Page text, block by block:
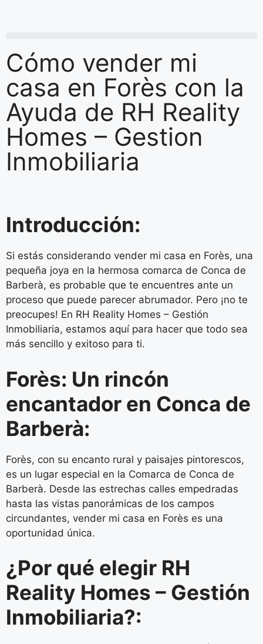
Cómo vender mi
casa en Forès con la
Ayuda de RH Reality
Homes – Gestion
Inmobiliaria
Introducción:
Si estás considerando vender mi casa en Forès, una
pequeña joya en la hermosa comarca de Conca de
Barberà, es probable que te encuentres ante un
proceso que puede parecer abrumador. Pero ¡no te
preocupes! En RH Reality Homes – Gestión
Inmobiliaria, estamos aquí para hacer que todo sea
más sencillo y exitoso para ti.
Forès: Un rincón
encantador en Conca de
Barberà:
Forès, con su encanto rural y paisajes pintorescos,
es un lugar especial en la Comarca de Conca de
Barberà. Desde las estrechas calles empedradas
hasta las vistas panorámicas de los campos
circundantes, vender mi casa en Forès es una
oportunidad única.
¿Por qué elegir RH
Reality Homes – Gestión
Inmobiliaria?: